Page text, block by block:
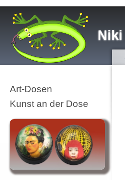
Niki
Art-Dosen
Kunst an der Dose